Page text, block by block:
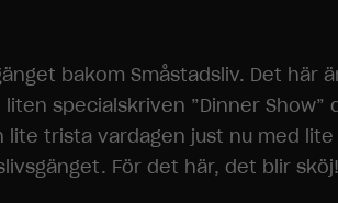
bakom Småstadsliv. Det här
specialskriven ”Dinner
trista vardagen just nu med
För det här, det blir sköj!
förbättra
hemsidans
funktionalitet
och
uppbyggnad,
baserat på